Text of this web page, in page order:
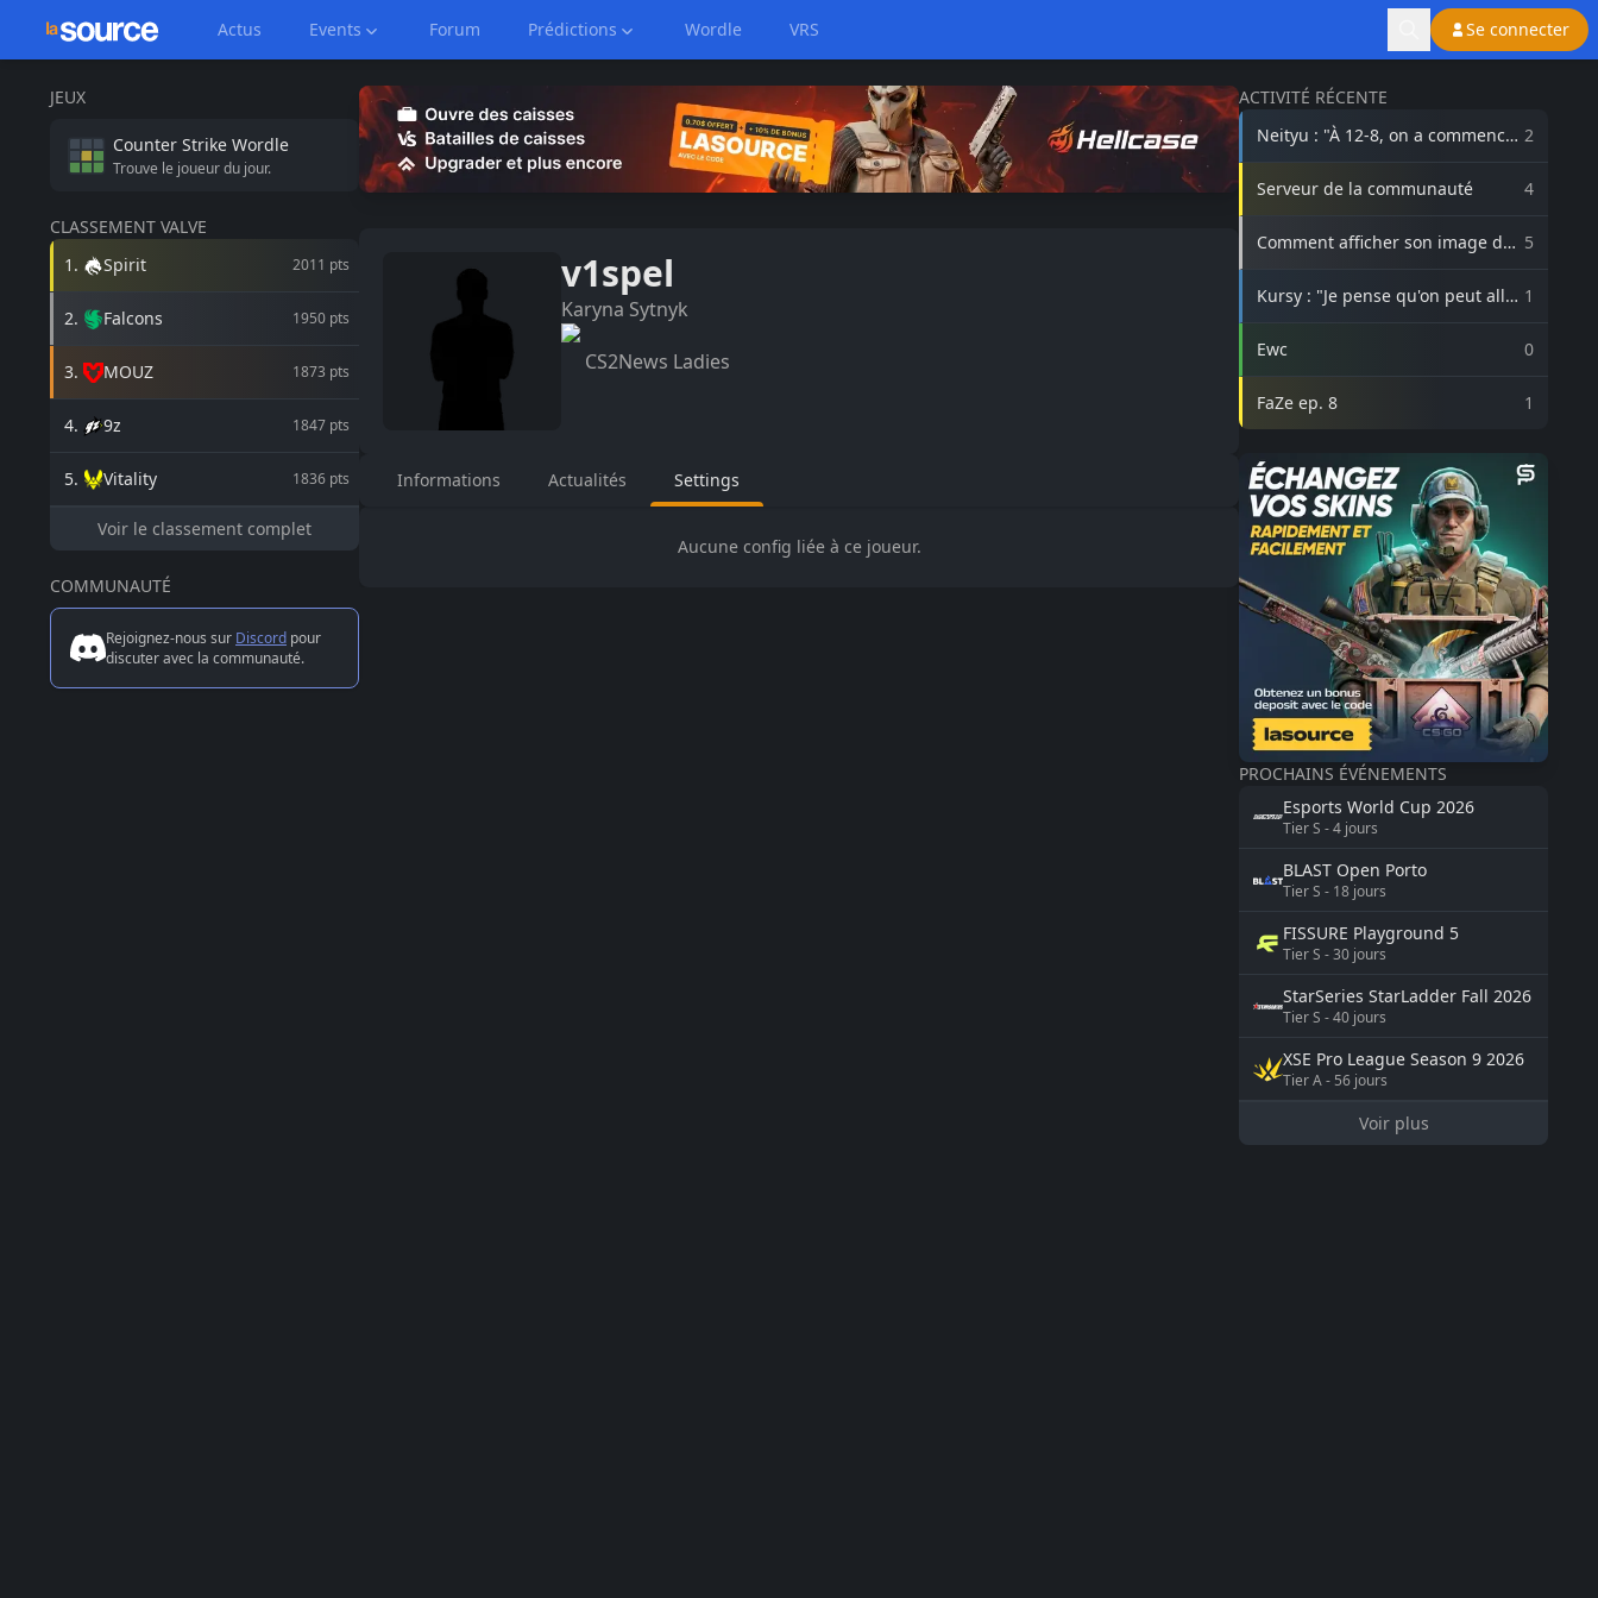
Actus Events Forum Prédictions Wordle VRS Se connecter
JEUX
Counter Strike Wordle
Trouve le joueur du jour.
CLASSEMENT VALVE
1 . Spirit 2011 pts
2. Falcons 1950 pts
3. MOUZ 1873 pts
4. 9z 1847 pts
5. Vitality 1836 pts
Voir le classement complet
COMMUNAUTÉ
Rejoignez-nous sur Discord pour
discuter avec la communauté.
v1spel
Karyna Sytnyk
CS2News Ladies
Informations Actualités Settings
Aucune config liée à ce joueur.
ACTIVITÉ RÉCENTE
Neityu : "À 12-8, on a commencé 2
Serveur de la communauté 4
Comment afficher son image de
5
Kursy : "Je pense qu'on peut aller
3DMAX"
1
Ewc 0
FaZe ep. 8 1
PROCHAINS ÉVÉNEMENTS
Esports World Cup 2026
TierS -4 jours
BLAST Open Porto
TierS - 18 jours
FISSURE Playground 5
TierS -30 jours
StarSeries StarLadder Fall 2026
TierS -40 jours
XSE Pro League Season 9 2026
TierA- 56 jours
Voir plus